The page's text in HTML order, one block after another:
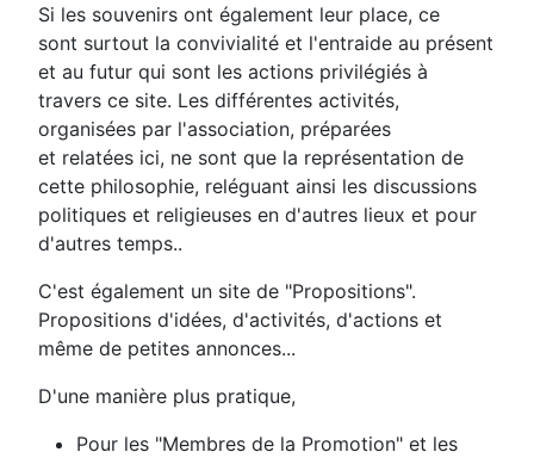
Si les souvenirs ont également leur place, ce
sont surtout la convivialité et l'entraide au présent
et au futur qui sont les actions privilégiés à
travers ce site. Les différentes activités,
organisées par l'association, préparées
et relatées ici, ne sont que la représentation de
cette philosophie, reléguant ainsi les discussions
politiques et religieuses en d'autres lieux et pour
d'autres temps..
C'est également un site de "Propositions".
Propositions d'idées, d'activités, d'actions et
même de petites annonces...
D'une manière plus pratique,
Pour les "Membres de la Promotion" et les